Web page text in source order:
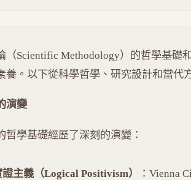
（Scientific Methodology）的哲學基礎
養。以下從科學哲學、研究設計和當代
演變
哲學基礎經歷了深刻的演變：
主義（Logical Positivism）
：Vienna